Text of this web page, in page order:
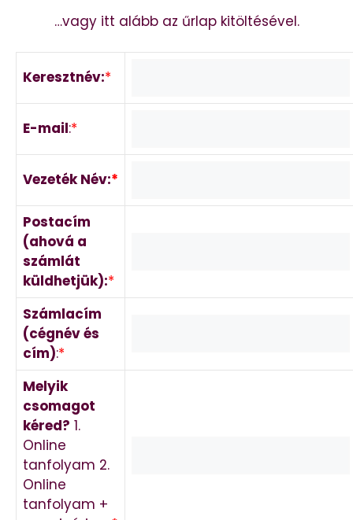
…vagy itt alább az űrlap kitöltésével.
Keresztnév:*
E-mail:*
Vezeték Név:*
Postacím
(ahová a
számlát
küldhetjük):*
Számlacím
(cégnév és
cím):*
Melyik
csomagot
kéred? 1.
Online
tanfolyam 2.
Online
tanfolyam +